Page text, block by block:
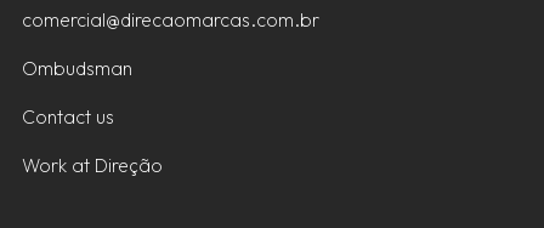
comercial@direcaomarcas.com.br
Ombudsman
Contact us
Work at Direção